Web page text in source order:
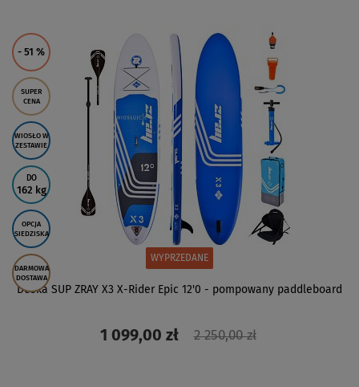
- 51 %
SUPER
CENA
WIOSŁO W
ZESTAWIE
DO
162 kg
OPCJA
SIEDZISKA
DARMOWA
DOSTAWA
WYPRZEDANE
Deska SUP ZRAY X3 X-Rider Epic 12'0 - pompowany paddleboard
1 099,00 zł 2 250,00 zł